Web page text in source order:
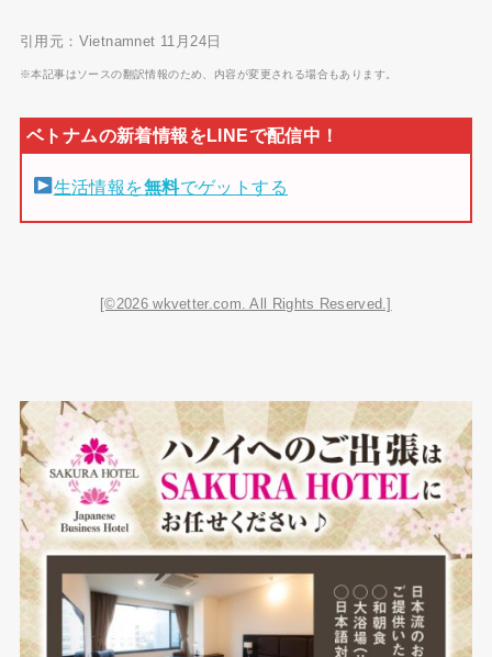
引用元：Vietnamnet 11月24日
※本記事はソースの翻訳情報のため、内容が変更される場合もあります。
生活情報を無料でゲットする
[©2026 wkvetter.com. All Rights Reserved.]